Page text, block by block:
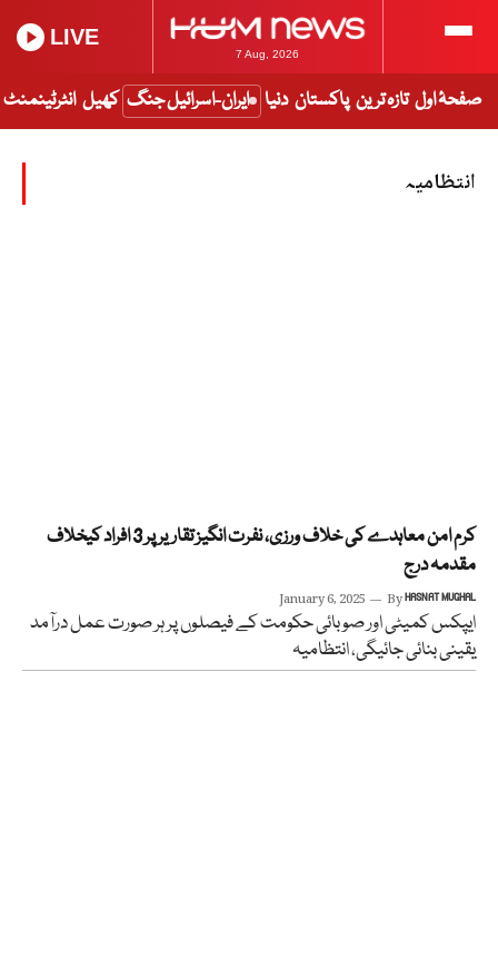
7 Aug, 2026
LIVE
صفحۂ اول تازہ ترین پاکستان دنیا ایران-اسرائیل جنگ کھیل انٹرٹینمنٹ
انتظامیہ
کرم امن معاہدے کی خلاف ورزی، نفرت انگیز تقاریر پر 3 افراد کیخلاف
مقدمہ درج
January 6, 2025 ByHASNAT MUGHAL
ایپکس کمیٹی اور صوبائی حکومت کے فیصلوں پر ہر صورت عمل درآمد
یقینی بنائی جائیگی، انتظامیہ